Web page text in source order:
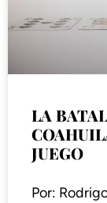
LA
JUEGO
Por: